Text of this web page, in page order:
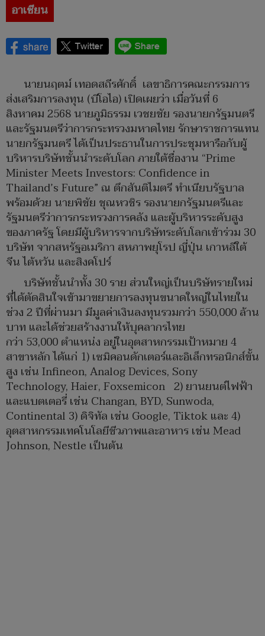
อาเซียน
นายนฤตม์ เทอดสถีรศักดิ์ เลขาธิการคณะกรรมการ
ส่งเสริมการลงทุน (บีโอไอ) เปิดเผยว่า เมื่อวันที่ 6
สิงหาคม 2568 นายภูมิธรรม เวชยชัย รองนายกรัฐมนตรี
และรัฐมนตรีว่าการกระทรวงมหาดไทย รักษาราชการแทน
นายกรัฐมนตรี ได้เป็นประธานในการประชุมหารือกับผู้
บริหารบริษัทชั้นนำระดับโลก ภายใต้ชื่องาน “Prime
Minister Meets Investors: Confidence in
Thailand’s Future” ณ ตึกสันติไมตรี ทำเนียบรัฐบาล
พร้อมด้วย นายพิชัย ชุณหวชิร รองนายกรัฐมนตรีและ
รัฐมนตรีว่าการกระทรวงการคลัง และผู้บริหารระดับสูง
ของภาครัฐ โดยมีผู้บริหารจากบริษัทระดับโลกเข้าร่วม 30
บริษัท จากสหรัฐอเมริกา สหภาพยุโรป ญี่ปุ่น เกาหลีใต้
จีน ไต้หวัน และสิงคโปร์
บริษัทชั้นนำทั้ง 30 ราย ส่วนใหญ่เป็นบริษัทรายใหม่
ที่ได้ตัดสินใจเข้ามาขยายการลงทุนขนาดใหญ่ในไทยใน
ช่วง 2 ปีที่ผ่านมา มีมูลค่าเงินลงทุนรวมกว่า 550,000 ล้าน
บาท และได้ช่วยสร้างงานให้บุคลากรไทย
กว่า 53,000 ตำแหน่ง อยู่ในอุตสาหกรรมเป้าหมาย 4
สาขาหลัก ได้แก่ 1) เซมิคอนดักเตอร์และอิเล็กทรอนิกส์ขั้น
สูง เช่น Infineon, Analog Devices, Sony
Technology, Haier, Foxsemicon 2) ยานยนต์ไฟฟ้า
และแบตเตอรี่ เช่น Changan, BYD, Sunwoda,
Continental 3) ดิจิทัล เช่น Google, Tiktok และ 4)
อุตสาหกรรมเทคโนโลยีชีวภาพและอาหาร เช่น Mead
Johnson, Nestle เป็นต้น